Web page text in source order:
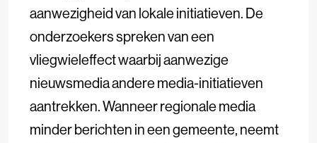
aanwezigheid van lokale initiatieven. De
onderzoekers spreken van een
vliegwieleffect waarbij aanwezige
nieuwsmedia andere media-initiatieven
aantrekken. Wanneer regionale media
minder berichten in een gemeente, neemt